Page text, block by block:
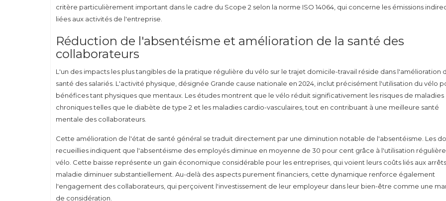
critère particulièrement important dans le cadre du Scope 2 selon la norme ISO 14064, qui concerne les émissions
liées aux activités de l'entreprise.
Réduction de l'absentéisme et amélioration de la santé des
collaborateurs
L'un des impacts les plus tangibles de la pratique régulière du vélo sur le trajet domicile-travail réside dans l'amélioration
santé des salariés. L'activité physique, désignée Grande cause nationale en 2024, inclut précisément l'utilisation du vélo
bénéfices tant physiques que mentaux. Les études montrent que le vélo réduit significativement les risques de maladies
chroniques telles que le diabète de type 2 et les maladies cardio-vasculaires, tout en contribuant à une meilleure santé
mentale des collaborateurs.
Cette amélioration de l'état de santé général se traduit directement par une diminution notable de l'absentéisme. Les
recueillies indiquent que l'absentéisme des employés diminue en moyenne de 30 pour cent grâce à l'utilisation
vélo. Cette baisse représente un gain économique considérable pour les entreprises, qui voient leurs coûts liés aux arrêts
maladie diminuer substantiellement. Au-delà des aspects purement financiers, cette dynamique renforce également
l'engagement des collaborateurs, qui perçoivent l'investissement de leur employeur dans leur bien-être comme une
de considération.